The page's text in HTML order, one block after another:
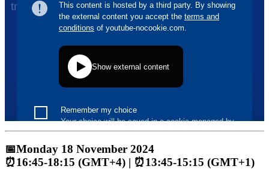
📅Monday 18 November 2024
⏰16:45-18:15 (GMT+4) | ⏰13:45-15:15 (GMT+1)